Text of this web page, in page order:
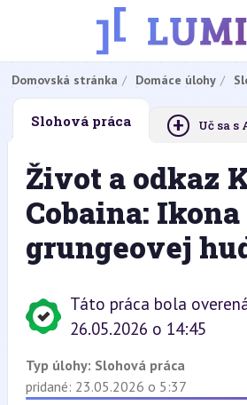
Domovská stránka Domáce úlohy
Slohová práca + Uč sa s
Život a odkaz
Cobaina: Ikona
grungeovej
Táto práca bola
26.05.2026 o 14:45
Typ úlohy: Slohová práca
pridané: 23.05.2026 o 5:37